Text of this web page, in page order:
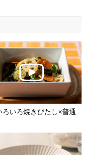
ろいろ焼きびたし×普通